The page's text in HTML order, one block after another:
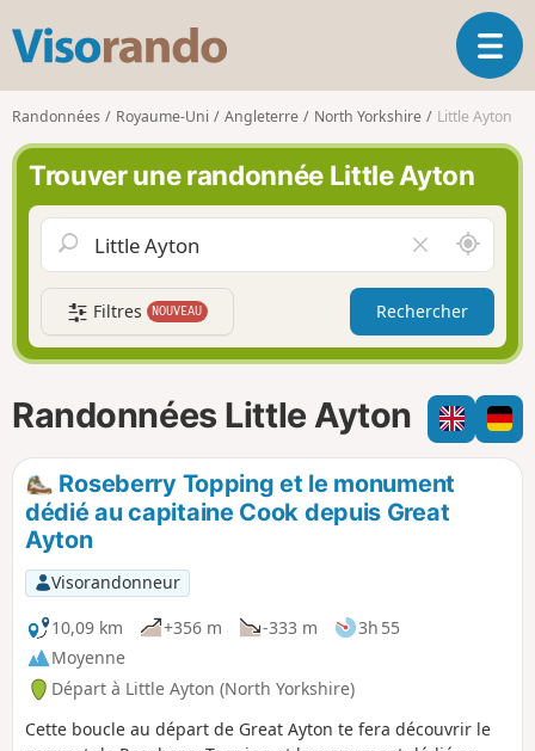
s
o
r
n
d
O
u
v
l
a
i
g
t
i
o
Randonnées Royaume-Uni Angleterre North Yorkshire Little Ayton
Trouver une randonnée Little Ayton
i
d
e
r
l
e
h
m
p
A
u
t
u
r
d
e
m
Filtres NOUVEAU Rechercher
Randonnées Little Ayton
Roseberry Topping et le monument
dédié au capitaine Cook depuis Great
Ayton
Visorandonneur
10,09 km
+356 m -333 m
3h 55
Moyenne
Départ à Little Ayton (North Yorkshire)
Cette boucle au départ de Great Ayton te fera découvrir le